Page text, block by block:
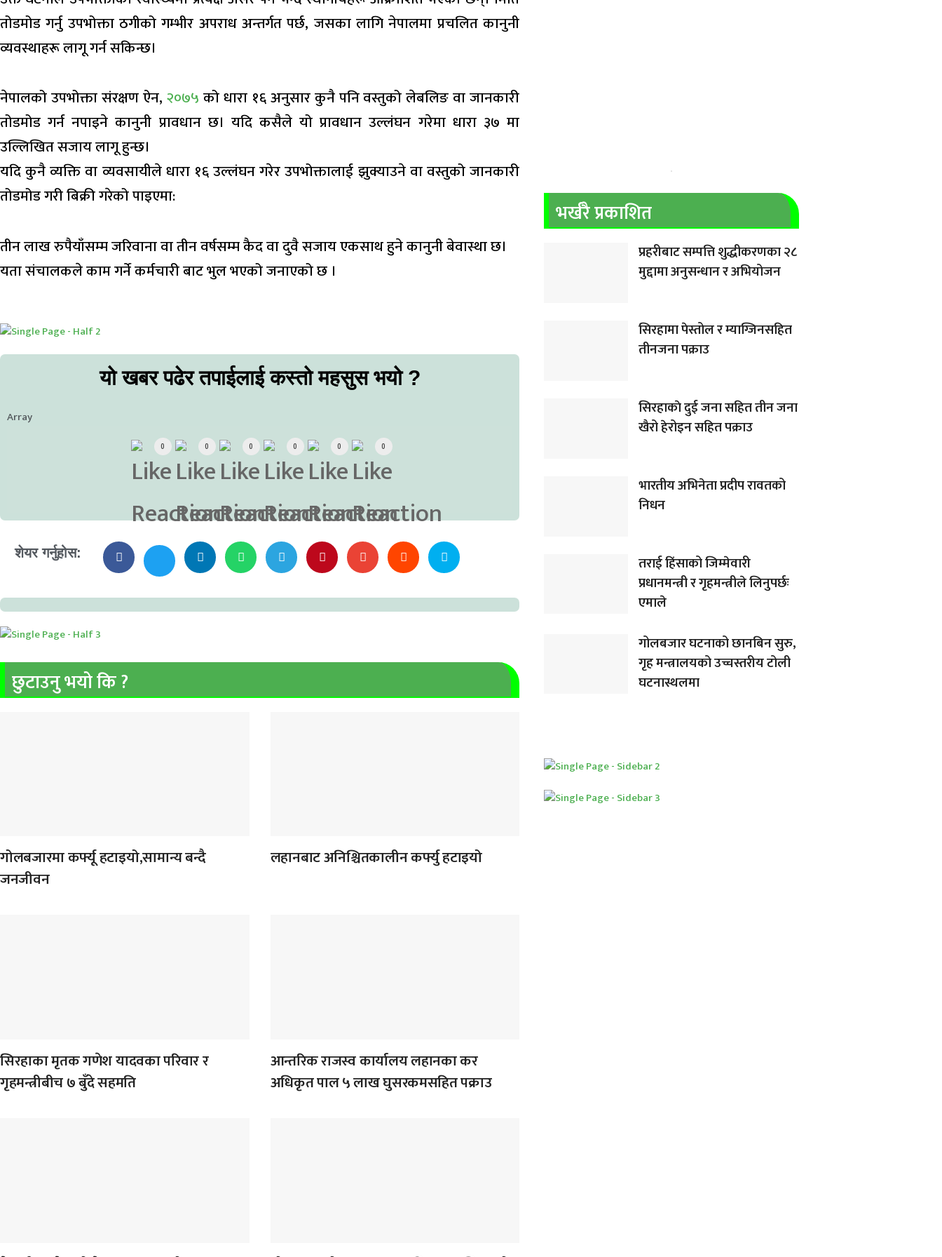
तोडमोड गर्नु उपभोक्ता ठगीको गम्भीर अपराध अन्तर्गत पर्छ, जसका लागि नेपालमा प्रचलित कानुनी
व्यवस्थाहरू लागू गर्न सकिन्छ।
नेपालको उपभोक्ता संरक्षण ऐन, २०७५ को धारा १६ अनुसार कुनै पनि वस्तुको लेबलिङ वा जानकारी
तोडमोड गर्न नपाइने कानुनी प्रावधान छ। यदि कसैले यो प्रावधान उल्लंघन गरेमा धारा ३७ मा
उल्लिखित सजाय लागू हुन्छ।
यदि कुनै व्यक्ति वा व्यवसायीले धारा १६ उल्लंघन गरेर उपभोक्तालाई झुक्याउने वा वस्तुको जानकारी
तोडमोड गरी बिक्री गरेको पाइएमा:
तीन लाख रुपैयाँसम्म जरिवाना वा तीन वर्षसम्म कैद वा दुवै सजाय एकसाथ हुने कानुनी बेवास्था छ।
यता संचालकले काम गर्ने कर्मचारी बाट भुल भएको जनाएको छ ।
यो खबर पढेर तपाईलाई कस्तो महसुस भयो ?
Array
0 0 0 0 0 0
शेयर गर्नुहोस:
छुटाउनु भयो कि ?
गोलबजारमा कर्फ्यू हटाइयो,सामान्य बन्दै
जनजीवन
लहानबाट अनिश्चितकालीन कर्फ्यु हटाइयो
सिरहाका मृतक गणेश यादवका परिवार र
गृहमन्त्रीबीच ७ बुँदे सहमति
आन्तरिक राजस्व कार्यालय लहानका कर
अधिकृत पाल ५ लाख घुसरकमसहित पक्राउ
भर्खरै प्रकाशित
प्रहरीबाट सम्पत्ति शुद्धीकरणका २८
मुद्दामा अनुसन्धान र अभियोजन
सिरहामा पेस्तोल र म्याग्जिनसहित
तीनजना पक्राउ
सिरहाकाे दुई जना सहित तीन जना
खैरो हेरोइन सहित पक्राउ
भारतीय अभिनेता प्रदीप रावतको
निधन
तराई हिंसाको जिम्मेवारी
प्रधानमन्त्री र गृहमन्त्रीले लिनुपर्छः
एमाले
गोलबजार घटनाको छानबिन सुरु,
गृह मन्त्रालयको उच्चस्तरीय टोली
घटनास्थलमा